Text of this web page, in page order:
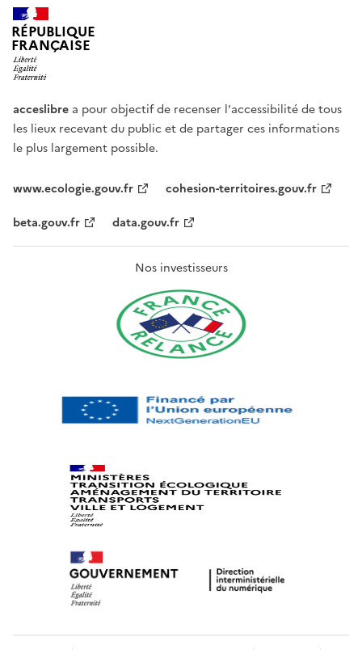
RÉPUBLIQUE
FRANÇAISE
acceslibre a pour objectif de recenser l'accessibilité de tous
les lieux recevant du public et de partager ces informations
le plus largement possible.
www.ecologie.gouv.fr
cohesion-territoires.gouv.fr
beta.gouv.fr
data.gouv.fr
Nos investisseurs